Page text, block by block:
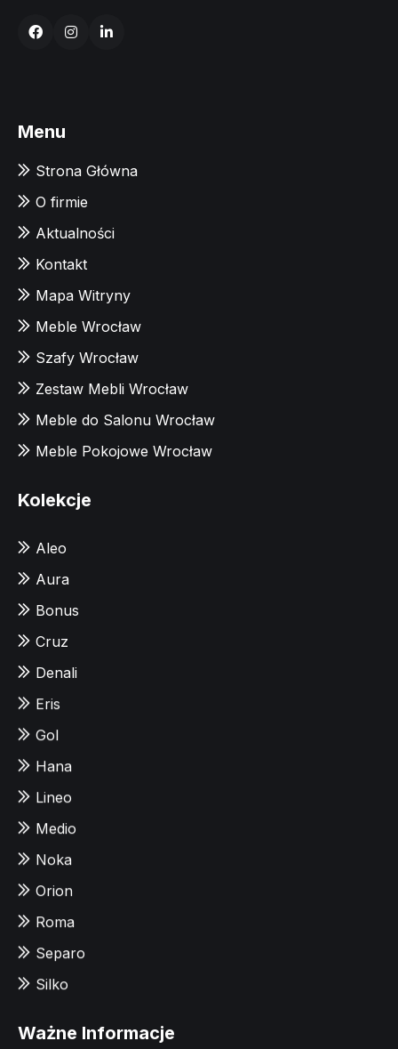
Menu
Strona Główna
O firmie
Aktualności
Kontakt
Mapa Witryny
Meble Wrocław
Szafy Wrocław
Zestaw Mebli Wrocław
Meble do Salonu Wrocław
Meble Pokojowe Wrocław
Kolekcje
Aleo
Aura
Bonus
Cruz
Denali
Eris
Gol
Hana
Lineo
Medio
Noka
Orion
Roma
Separo
Silko
Ważne Informacje